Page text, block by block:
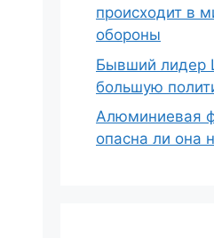
происходит в
обороны
Бывший лидер
большую
Алюминиевая
опасна ли она